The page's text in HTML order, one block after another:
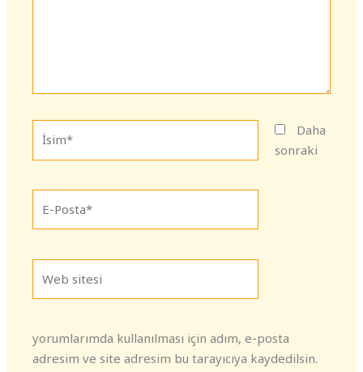
İsim*
Posta*
sitesi
Daha
sonraki
yorumlarımda kullanılması için adım, e-posta
adresim ve site adresim bu tarayıcıya kaydedilsin.